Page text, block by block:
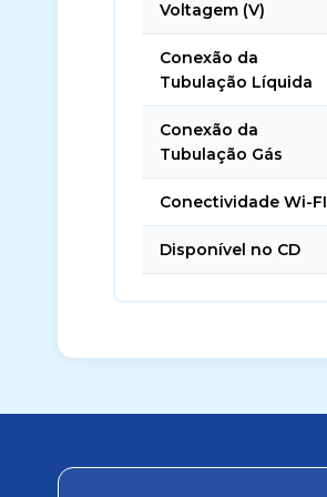
Voltagem (V)
Conexão da
Tubulação Líquida
Conexão da
Tubulação Gás
Conectividade Wi-FI
Disponível no CD